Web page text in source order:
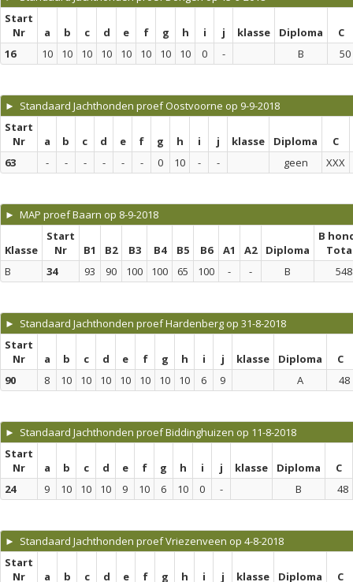
Start
Nr
a b c d e f g h i j klasse Diploma
C
16
10 10 10 10 10 10 10 10 0 - B 50
► Standaard Jachthonden proef Oostvoorne op 9-9-2018
Start
Nr
a b c d e f g h i j klasse Diploma
C
63
- - - - - - 0 10 - - geen XXX
► MAP proef Baarn op 8-9-2018
Klasse
Start
Nr
B1 B2 B3 B4 B5 B6 A1 A2 Diploma
B
B
34 93 90 100 100 65 100 - - B 548
► Standaard Jachthonden proef Hardenberg op 31-8-2018
Start
Nr
a b c d e f g h i j klasse Diploma
C
90
8 10 10 10 10 10 10 10 6 9 A 48
► Standaard Jachthonden proef Biddinghuizen op 11-8-2018
Start
Nr
a b c d e f g h i j klasse Diploma
C
24
9 10 10 10 9 10 6 10 0 - B 48
► Standaard Jachthonden proef Vriezenveen op 4-8-2018
Start
Nr
a b c d e f g h i j klasse Diploma C